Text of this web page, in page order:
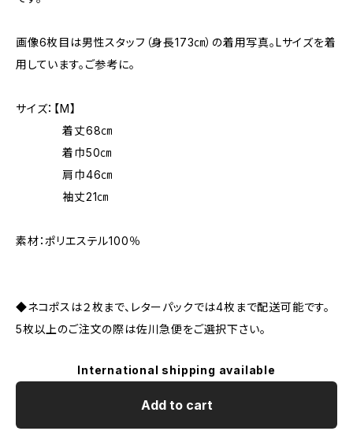
画像6枚目は男性スタッフ（身長173㎝）の着用写真。Lサイズを着
用しています。ご参考に。
サイズ：【M】
着丈68㎝
着巾50㎝
肩巾46㎝
袖丈21㎝
素材：ポリエステル100％
◆ネコポスは２枚まで、レターパックでは4枚まで配送可能です。
5枚以上のご注文の際は佐川急便をご選択下さい。
International shipping available
Add to cart